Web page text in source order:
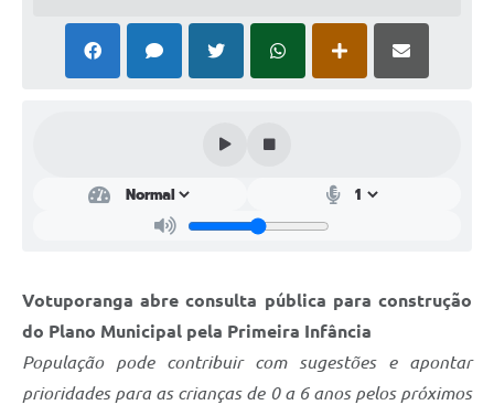
Contas Públicas
Audiências Públicas
Telefones Úteis
Emprega
Votuporanga abre consulta pública para construção
do Plano Municipal pela Primeira Infância
População pode contribuir com sugestões e apontar
prioridades para as crianças de 0 a 6 anos pelos próximos